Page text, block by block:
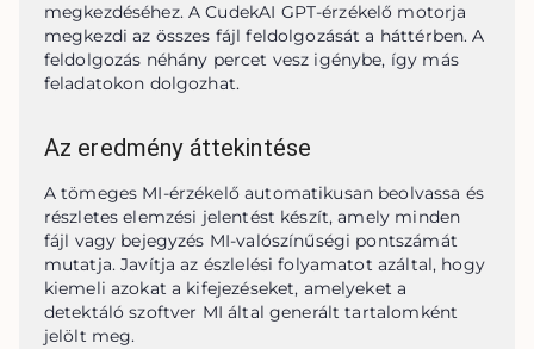
megkezdéséhez. A CudekAI GPT-érzékelő motorja
megkezdi az összes fájl feldolgozását a háttérben. A
feldolgozás néhány percet vesz igénybe, így más
feladatokon dolgozhat.
Az eredmény áttekintése
A tömeges MI-érzékelő automatikusan beolvassa és
részletes elemzési jelentést készít, amely minden
fájl vagy bejegyzés MI-valószínűségi pontszámát
mutatja. Javítja az észlelési folyamatot azáltal, hogy
kiemeli azokat a kifejezéseket, amelyeket a
detektáló szoftver MI által generált tartalomként
jelölt meg.